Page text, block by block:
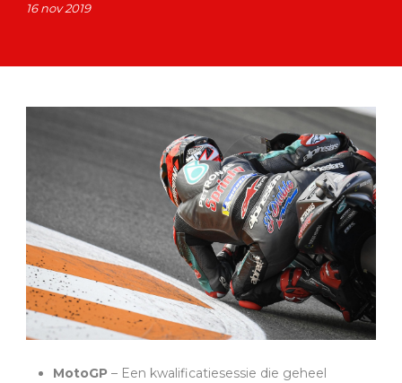
16 nov 2019
MotoGP – Een kwalificatiesessie die geheel